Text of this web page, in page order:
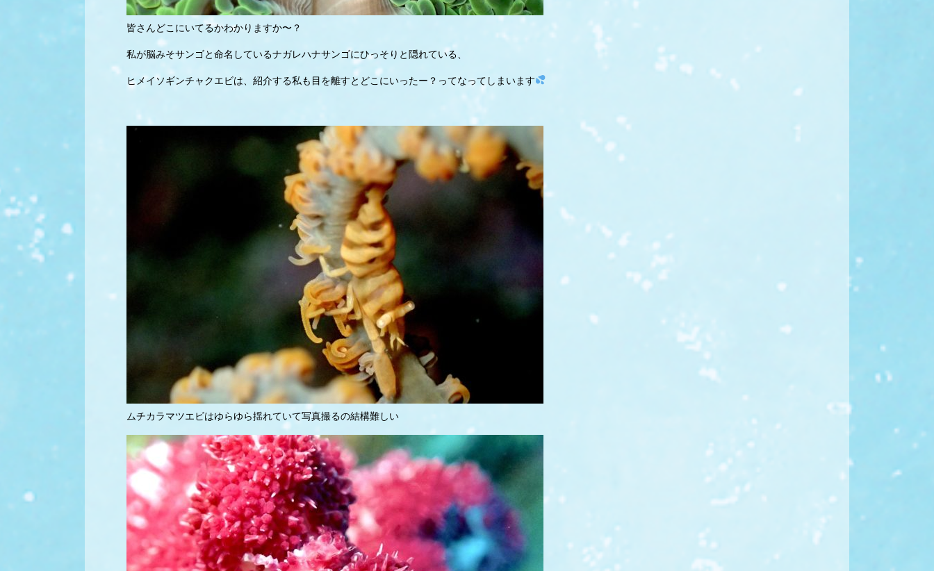
皆さんどこにいてるかわかりますか〜？
私が脳みそサンゴと命名しているナガレハナサンゴにひっそりと隠れている、
ヒメイソギンチャクエビは、紹介する私も目を離すとどこにいったー？ってなってしまいます
ムチカラマツエビはゆらゆら揺れていて写真撮るの結構難しい